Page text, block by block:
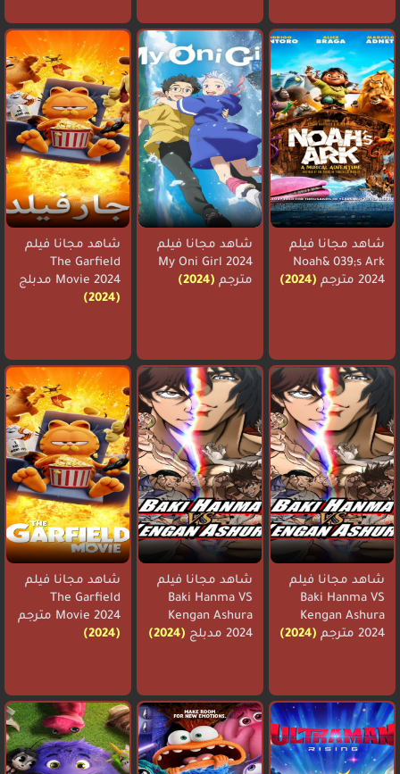
شاهد مجانا فيلم
Noah& 039;s Ark
2024 مترجم
(2024)
شاهد مجانا فيلم
My Oni Girl 2024
مترجم (2024)
شاهد مجانا فيلم
The Garfield
Movie 2024 مدبلج
(2024)
شاهد مجانا فيلم
Baki Hanma VS
Kengan Ashura
2024 مترجم
(2024)
شاهد مجانا فيلم
Baki Hanma VS
Kengan Ashura
2024 مدبلج
(2024)
شاهد مجانا فيلم
The Garfield
Movie 2024 مترجم
(2024)